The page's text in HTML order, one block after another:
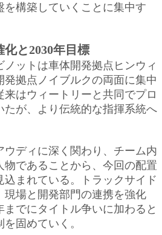
を構築していくことに集中す
化と2030年目標
ットは車体開発拠点ヒンウィ
発拠点ノイブルクの両面に集中
はウィートリーと共同でプロ
たが、より伝統的な指揮系統へ
ウディに深く関わり、チーム内
物であることから、今回の配置
込まれている。トラックサイド
現場と開発部門の連携を強化
までにタイトル争いに加わると
固めていく。